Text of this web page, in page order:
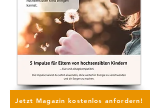
Jetzt Magazin kostenlos anfordern!